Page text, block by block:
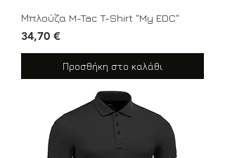
Μπλούζα M-Tac T-Shirt "My EDC"
Τιμή
34,70 €
Προσθήκη στο καλάθι